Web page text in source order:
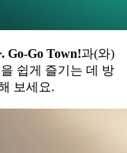
Go-Go Town!과(와)
쉽게 즐기는 데 방
보세요.